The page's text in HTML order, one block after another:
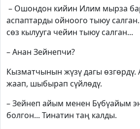
– Ошондон кийин Илим мырза
аспаптарды ойноого тыюу
сөз кылууга чейин тыюу салган...
– Анан Зейнепчи?
Кызматчынын жүзү дагы
жаап, шыбырап сүйлөдү.
– Зейнеп айым менен Бүбүайым
болгон... Тинатин таң калды.